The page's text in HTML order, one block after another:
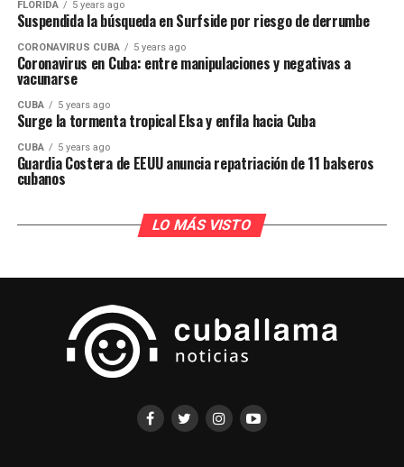
FLORIDA 5 years ago
Suspendida la búsqueda en Surfside por riesgo de derrumbe
CORONAVIRUS CUBA 5 years ago
Coronavirus en Cuba: entre manipulaciones y negativas a
vacunarse
CUBA 5 years ago
Surge la tormenta tropical Elsa y enfila hacia Cuba
CUBA 5 years ago
Guardia Costera de EEUU anuncia repatriación de 11 balseros
cubanos
LO MÁS VISTO